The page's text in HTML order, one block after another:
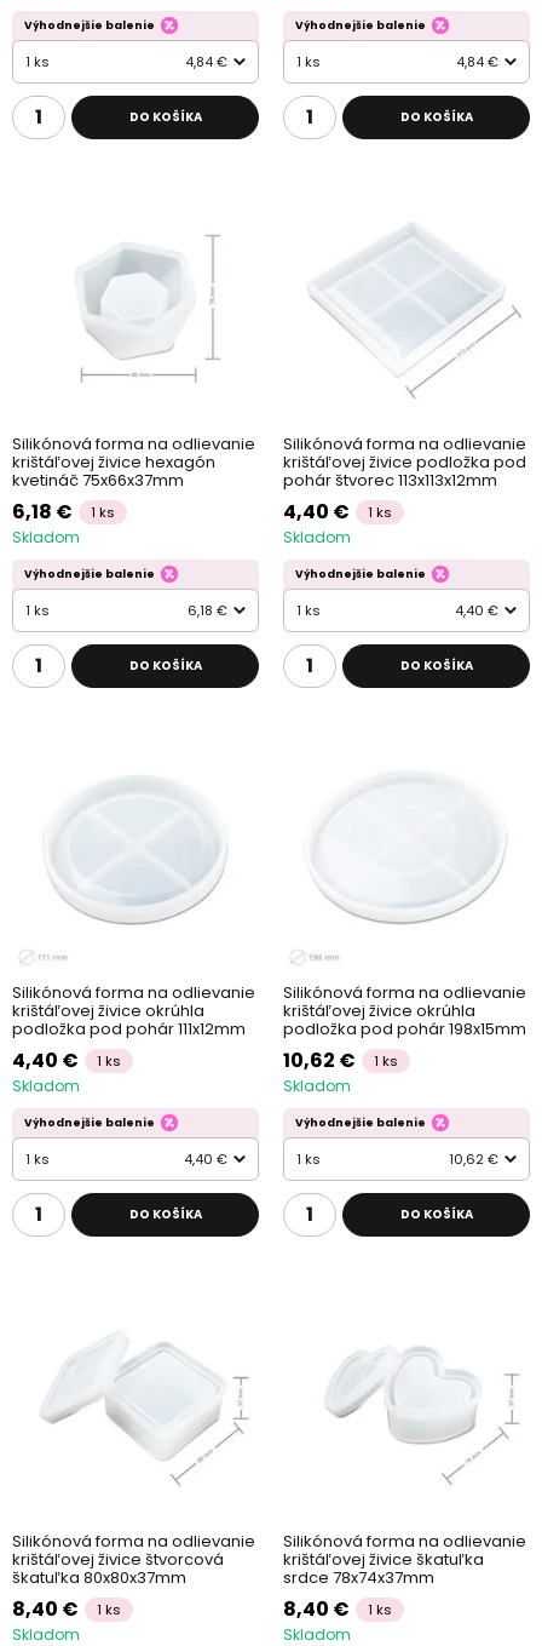
Výhodnejšie balenie
1 ks 4,84 €
DO KOŠÍKA
Výhodnejšie balenie
1 ks 4,84 €
DO KOŠÍKA
Silikónová forma na odlievanie
krištáľovej živice hexagón
kvetináč 75x66x37mm
6,18 € 1 ks
Skladom
Výhodnejšie balenie
1 ks 6,18 €
DO KOŠÍKA
Silikónová forma na odlievanie
krištáľovej živice podložka pod
pohár štvorec 113x113x12mm
4,40 € 1 ks
Skladom
Výhodnejšie balenie
1 ks 4,40 €
DO KOŠÍKA
Silikónová forma na odlievanie
krištáľovej živice okrúhla
podložka pod pohár 111x12mm
4,40 € 1 ks
Skladom
Výhodnejšie balenie
1 ks 4,40 €
DO KOŠÍKA
Silikónová forma na odlievanie
krištáľovej živice okrúhla
podložka pod pohár 198x15mm
10,62 € 1 ks
Skladom
Výhodnejšie balenie
1 ks 10,62 €
DO KOŠÍKA
Silikónová forma na odlievanie
krištáľovej živice štvorcová
škatuľka 80x80x37mm
8,40 € 1 ks
Skladom
Silikónová forma na odlievanie
krištáľovej živice škatuľka
srdce 78x74x37mm
8,40 € 1 ks
Skladom